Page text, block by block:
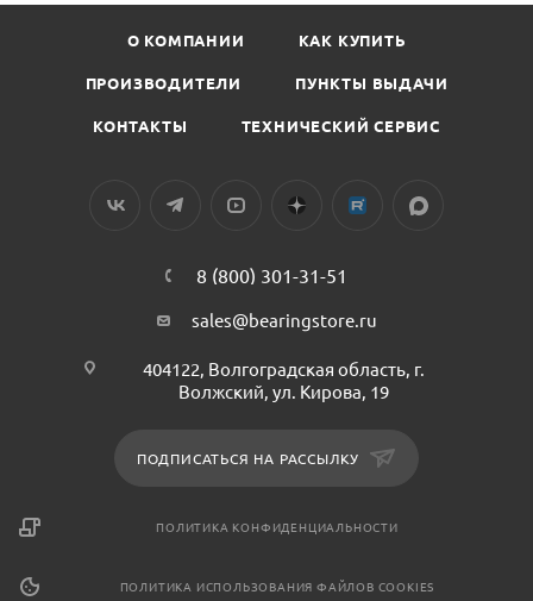
О КОМПАНИИ КАК КУПИТЬ
ПРОИЗВОДИТЕЛИ ПУНКТЫ ВЫДАЧИ
КОНТАКТЫ ТЕХНИЧЕСКИЙ СЕРВИС
8 (800) 301-31-51
sales@bearingstore.ru
404122, Волгоградская область, г.
Волжский, ул. Кирова, 19
ПОДПИСАТЬСЯ НА РАССЫЛКУ
ПОЛИТИКА КОНФИДЕНЦИАЛЬНОСТИ
ПОЛИТИКА ИСПОЛЬЗОВАНИЯ ФАЙЛОВ COOKIES